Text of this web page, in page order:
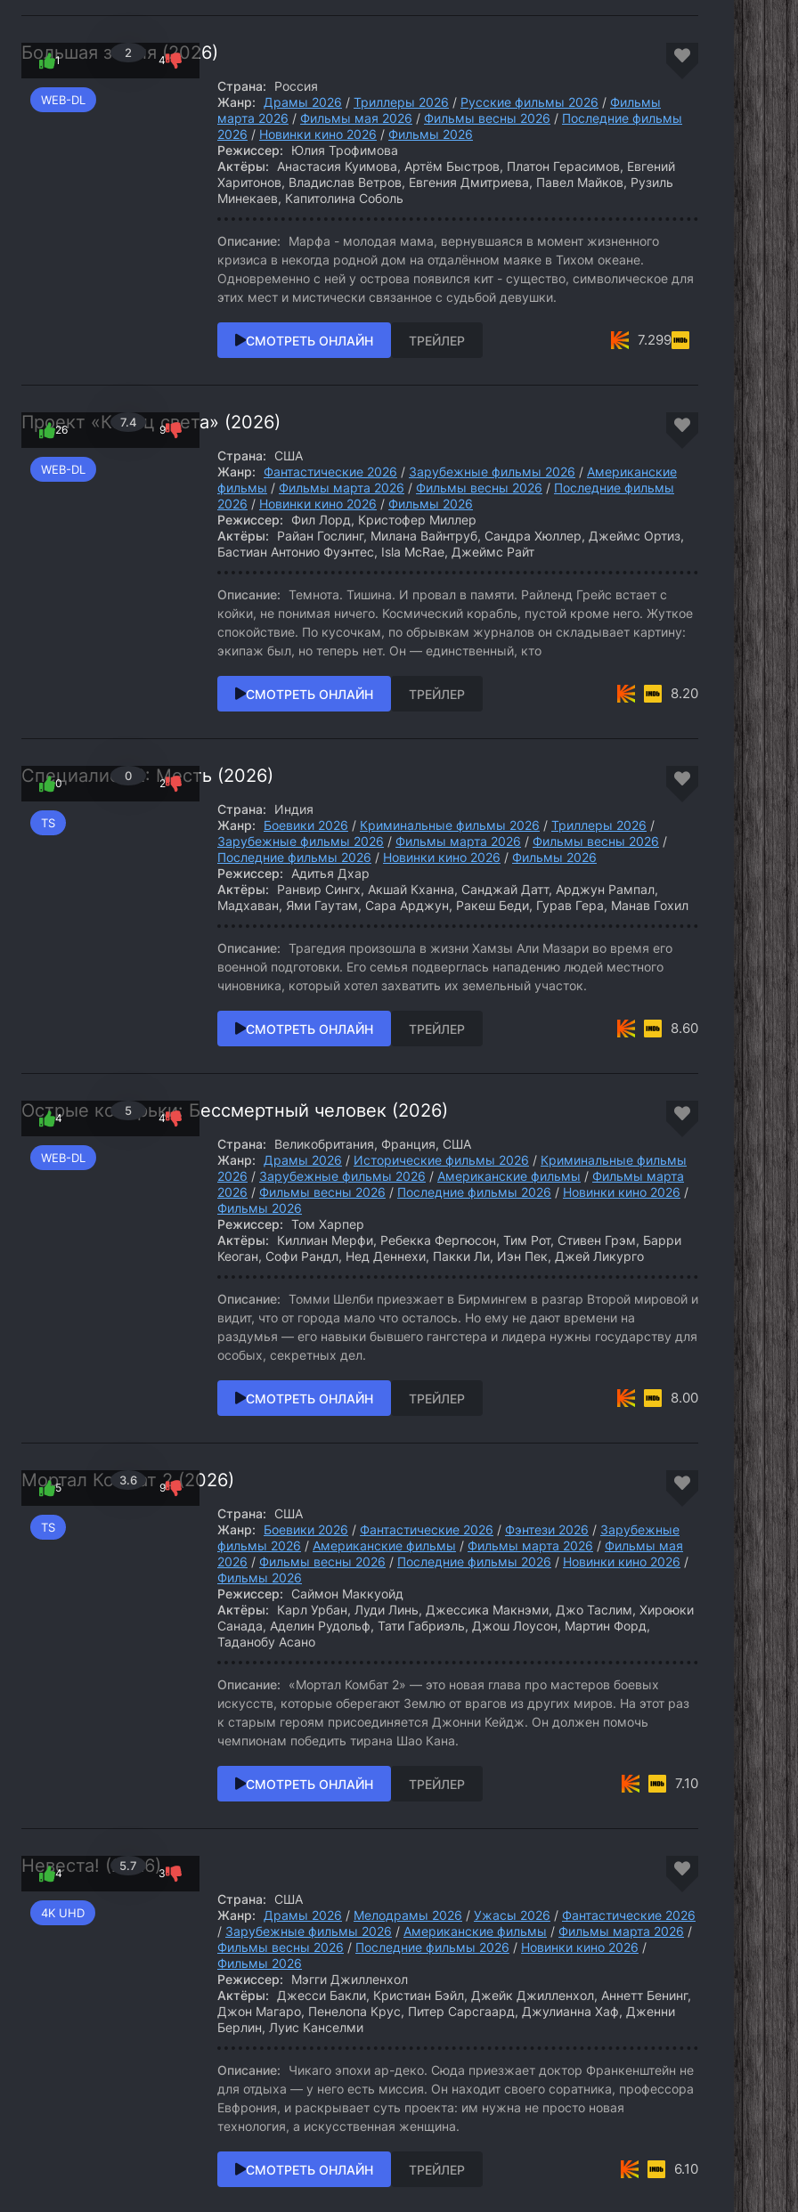
Большая земля (2026)
WEB-DL
2
1 4
Страна:
Россия
Жанр:
Драмы 2026 / Триллеры 2026 / Русские фильмы 2026 / Фильмы
марта 2026 / Фильмы мая 2026 / Фильмы весны 2026 / Последние фильмы
2026 / Новинки кино 2026 / Фильмы 2026
Режиссер:
Юлия Трофимова
Актёры:
Анастасия Куимова, Артём Быстров, Платон Герасимов, Евгений
Харитонов, Владислав Ветров, Евгения Дмитриева, Павел Майков, Рузиль
Минекаев, Капитолина Соболь
Описание:
Марфа - молодая мама, вернувшаяся в момент жизненного
кризиса в некогда родной дом на отдалённом маяке в Тихом океане.
Одновременно с ней у острова появился кит - существо, символическое для
этих мест и мистически связанное с судьбой девушки.
СМОТРЕТЬ ОНЛАЙН ТРЕЙЛЕР 7.299
Проект «Конец света» (2026)
WEB-DL
7.4
26 9
Страна:
США
Жанр: Фантастические 2026 / Зарубежные фильмы 2026 / Американские
фильмы / Фильмы марта 2026 / Фильмы весны 2026 / Последние фильмы
2026 / Новинки кино 2026 / Фильмы 2026
Режиссер:
Фил Лорд, Кристофер Миллер
Актёры:
Райан Гослинг, Милана Вайнтруб, Сандра Хюллер, Джеймс Ортиз,
Бастиан Антонио Фуэнтес, Isla McRae, Джеймс Райт
Описание: Темнота. Тишина. И провал в памяти. Райленд Грейс встает с
койки, не понимая ничего. Космический корабль, пустой кроме него. Жуткое
спокойствие. По кусочкам, по обрывкам журналов он складывает картину:
экипаж был, но теперь нет. Он — единственный, кто
СМОТРЕТЬ ОНЛАЙН ТРЕЙЛЕР 8.20
Специалист 2: Месть (2026)
TS
0
0 2
Страна:
Индия
Жанр:
Боевики 2026 / Криминальные фильмы 2026 / Триллеры 2026 /
Зарубежные фильмы 2026 / Фильмы марта 2026 / Фильмы весны 2026 /
Последние фильмы 2026 / Новинки кино 2026 / Фильмы 2026
Режиссер:
Адитья Дхар
Актёры:
Ранвир Сингх, Акшай Кханна, Санджай Датт, Арджун Рампал,
Мадхаван, Ями Гаутам, Сара Арджун, Ракеш Беди, Гурав Гера, Манав Гохил
Описание: Трагедия произошла в жизни Хамзы Али Мазари во время его
военной подготовки. Его семья подверглась нападению людей местного
чиновника, который хотел захватить их земельный участок.
СМОТРЕТЬ ОНЛАЙН ТРЕЙЛЕР 8.60
Острые козырьки: Бессмертный человек (2026)
WEB-DL
5
4 4
Страна:
Великобритания, Франция, США
Жанр:
Драмы 2026 / Исторические фильмы 2026 / Криминальные фильмы
2026 / Зарубежные фильмы 2026 / Американские фильмы / Фильмы марта
2026 / Фильмы весны 2026 / Последние фильмы 2026 / Новинки кино 2026 /
Фильмы 2026
Режиссер: Том Харпер
Актёры:
Киллиан Мерфи, Ребекка Фергюсон, Тим Рот, Стивен Грэм, Барри
Кеоган, Софи Рандл, Нед Деннехи, Пакки Ли, Иэн Пек, Джей Ликурго
Описание: Томми Шелби приезжает в Бирмингем в разгар Второй мировой и
видит, что от города мало что осталось. Но ему не дают времени на
раздумья — его навыки бывшего гангстера и лидера нужны государству для
особых, секретных дел.
СМОТРЕТЬ ОНЛАЙН ТРЕЙЛЕР 8.00
Мортал Комбат 2 (2026)
TS
3.6
5 9
Страна:
США
Жанр:
Боевики 2026 / Фантастические 2026 / Фэнтези 2026 / Зарубежные
фильмы 2026 / Американские фильмы / Фильмы марта 2026 / Фильмы мая
2026 / Фильмы весны 2026 / Последние фильмы 2026 / Новинки кино 2026 /
Фильмы 2026
Режиссер:
Саймон Маккуойд
Актёры:
Карл Урбан, Луди Линь, Джессика Макнэми, Джо Таслим, Хироюки
Санада, Аделин Рудольф, Тати Габриэль, Джош Лоусон, Мартин Форд,
Таданобу Асано
Описание:
«Мортал Комбат 2» — это новая глава про мастеров боевых
искусств, которые оберегают Землю от врагов из других миров. На этот раз
к старым героям присоединяется Джонни Кейдж. Он должен помочь
чемпионам победить тирана Шао Кана.
СМОТРЕТЬ ОНЛАЙН ТРЕЙЛЕР 7.10
Невеста! (2026)
4K UHD
5.7
4 3
Страна:
США
Жанр:
Драмы 2026 / Мелодрамы 2026 / Ужасы 2026 / Фантастические 2026
/ Зарубежные фильмы 2026 / Американские фильмы / Фильмы марта 2026 /
Фильмы весны 2026 / Последние фильмы 2026 / Новинки кино 2026 /
Фильмы 2026
Режиссер:
Мэгги Джилленхол
Актёры:
Джесси Бакли, Кристиан Бэйл, Джейк Джилленхол, Аннетт Бенинг,
Джон Магаро, Пенелопа Крус, Питер Сарсгаард, Джулианна Хаф, Дженни
Берлин, Луис Канселми
Описание:
Чикаго эпохи ар-деко. Сюда приезжает доктор Франкенштейн не
для отдыха — у него есть миссия. Он находит своего соратника, профессора
Евфрония, и раскрывает суть проекта: им нужна не просто новая
технология, а искусственная женщина.
СМОТРЕТЬ ОНЛАЙН ТРЕЙЛЕР 6.10